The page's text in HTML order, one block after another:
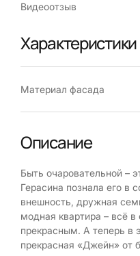
Видеоотзыв
Характеристики
Материал фасада
Описание
Быть очаровательной –
Герасина познала его в
внешность, дружная
модная квартира – всё
прекрасным. А теперь в
прекрасная «Джейн» от